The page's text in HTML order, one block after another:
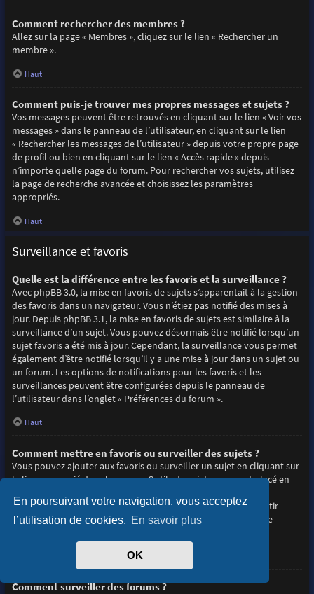
En poursuivant votre navigation, vous acceptez
l’utilisation de cookies. En savoir plus
OK
Comment rechercher des membres ?
Allez sur la page « Membres », cliquez sur le lien « Rechercher un
membre ».
Haut
Comment puis-je trouver mes propres messages et sujets ?
Vos messages peuvent être retrouvés en cliquant sur le lien « Voir vos
messages » dans le panneau de l’utilisateur, en cliquant sur le lien
« Rechercher les messages de l’utilisateur » depuis votre propre page
de profil ou bien en cliquant sur le lien « Accès rapide » depuis
n’importe quelle page du forum. Pour rechercher vos sujets, utilisez
la page de recherche avancée et choisissez les paramètres
appropriés.
Haut
Surveillance et favoris
Quelle est la différence entre les favoris et la surveillance ?
Avec phpBB 3.0, la mise en favoris de sujets s’apparentait à la gestion
des favoris dans un navigateur. Vous n’étiez pas notifié des mises à
jour. Depuis phpBB 3.1, la mise en favoris de sujets est similaire à la
surveillance d’un sujet. Vous pouvez désormais être notifié lorsqu’un
sujet favoris a été mis à jour. Cependant, la surveillance vous permet
également d’être notifié lorsqu’il y a une mise à jour dans un sujet ou
un forum. Les options de notifications pour les favoris et les
surveillances peuvent être configurées depuis le panneau de
l’utilisateur dans l’onglet « Préférences du forum ».
Haut
Comment mettre en favoris ou surveiller des sujets ?
Vous pouvez ajouter aux favoris ou surveiller un sujet en cliquant sur
le lien approprié dans le menu « Outils de sujet », souvent placé en
Répondre à un sujet en cochant la case du formulaire « M’avertir
lorsqu’une réponse est postée » vous permettra également de
Comment surveiller des forums ?